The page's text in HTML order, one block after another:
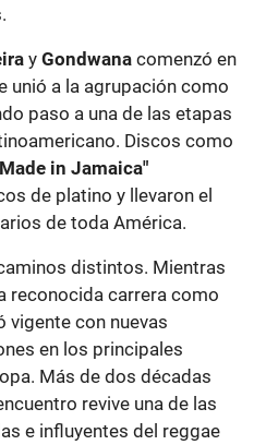
y Gondwana comenzó en
unió a la agrupación como
paso a una de las etapas
Discos como
in Jamaica"
de platino y llevaron el
de toda América.
distintos. Mientras
reconocida carrera como
vigente con nuevas
en los principales
Más de dos décadas
revive una de las
e influyentes del reggae